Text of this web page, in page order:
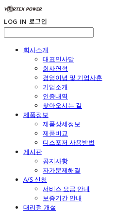
LOG IN 로그인
회사소개
대표인사말
회사연혁
경영이념 및 기업사훈
기업소개
인증내역
찾아오시는 길
제품정보
제품상세정보
제품비교
디스포저 사용방법
게시판
공지사항
자가문제해결
A/S 신청
서비스 요금 안내
보증기간 안내
대리점 개설